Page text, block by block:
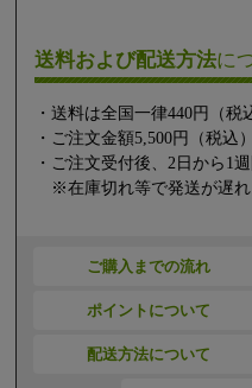
送料および配送方法に
・送料は全国一律440円（税
・ご注文金額5,500円（税込
・ご注文受付後、2日から1
※在庫切れ等で発送が遅れ
ご購入までの流れ
ポイントについて
配送方法について